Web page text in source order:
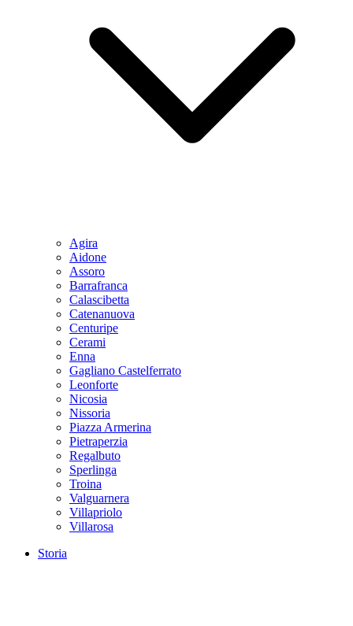
Agira
Aidone
Assoro
Barrafranca
Calascibetta
Catenanuova
Centuripe
Cerami
Enna
Gagliano Castelferrato
Leonforte
Nicosia
Nissoria
Piazza Armerina
Pietraperzia
Regalbuto
Sperlinga
Troina
Valguarnera
Villapriolo
Villarosa
Storia